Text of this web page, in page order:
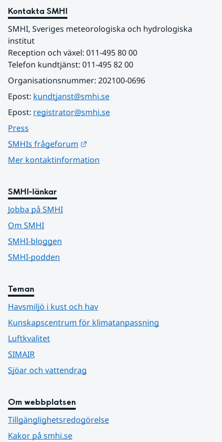
Kontakta SMHI
SMHI, Sveriges meteorologiska och hydrologiska
institut
Reception och växel: 011-495 80 00
Telefon kundtjänst: 011-495 82 00
Organisationsnummer: 202100-0696
Epost: kundtjanst@smhi.se
Epost: registrator@smhi.se
Press
SMHIs frågeforum
Mer kontaktinformation
SMHI-länkar
Jobba på SMHI
Om SMHI
SMHI-bloggen
SMHI-podden
Teman
Havsmiljö i kust och hav
Kunskapscentrum för klimatanpassning
Luftkvalitet
SIMAIR
Sjöar och vattendrag
Om webbplatsen
Tillgänglighetsredogörelse
Kakor på smhi.se